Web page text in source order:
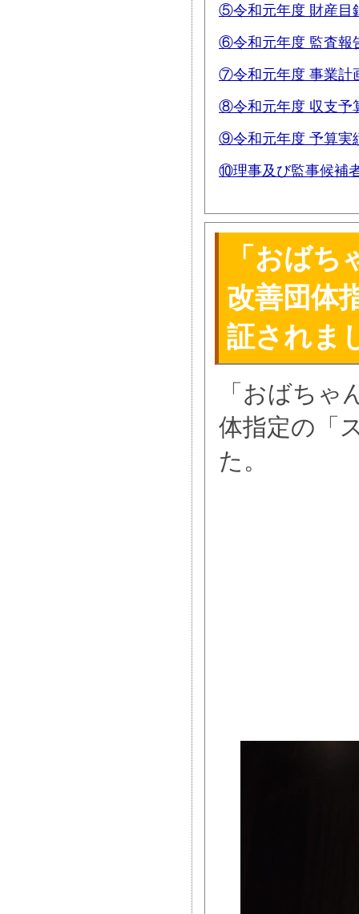
⑤令和元年度 財産目
⑥令和元年度 監査報
⑦令和元年度 事業計
⑧令和元年度 収支予
⑨令和元年度 予算実
⑩理事及び監事候補
「おば
改善団体
証されま
「おばちゃ
体指定の「
た。